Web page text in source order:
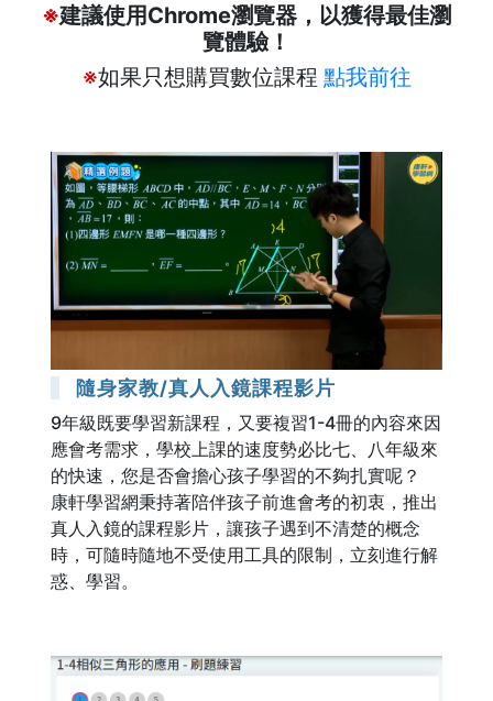
※建議使用Chrome瀏覽器，以獲得最佳瀏
覽體驗！
※如果只想購買數位課程 點我前往
隨身家教/真人入鏡課程影片
9年級既要學習新課程，又要複習1-4冊的內容來因
應會考需求，學校上課的速度勢必比七、八年級來
的快速，您是否會擔心孩子學習的不夠扎實呢？
康軒學習網秉持著陪伴孩子前進會考的初衷，推出
真人入鏡的課程影片，讓孩子遇到不清楚的概念
時，可隨時隨地不受使用工具的限制，立刻進行解
惑、學習。